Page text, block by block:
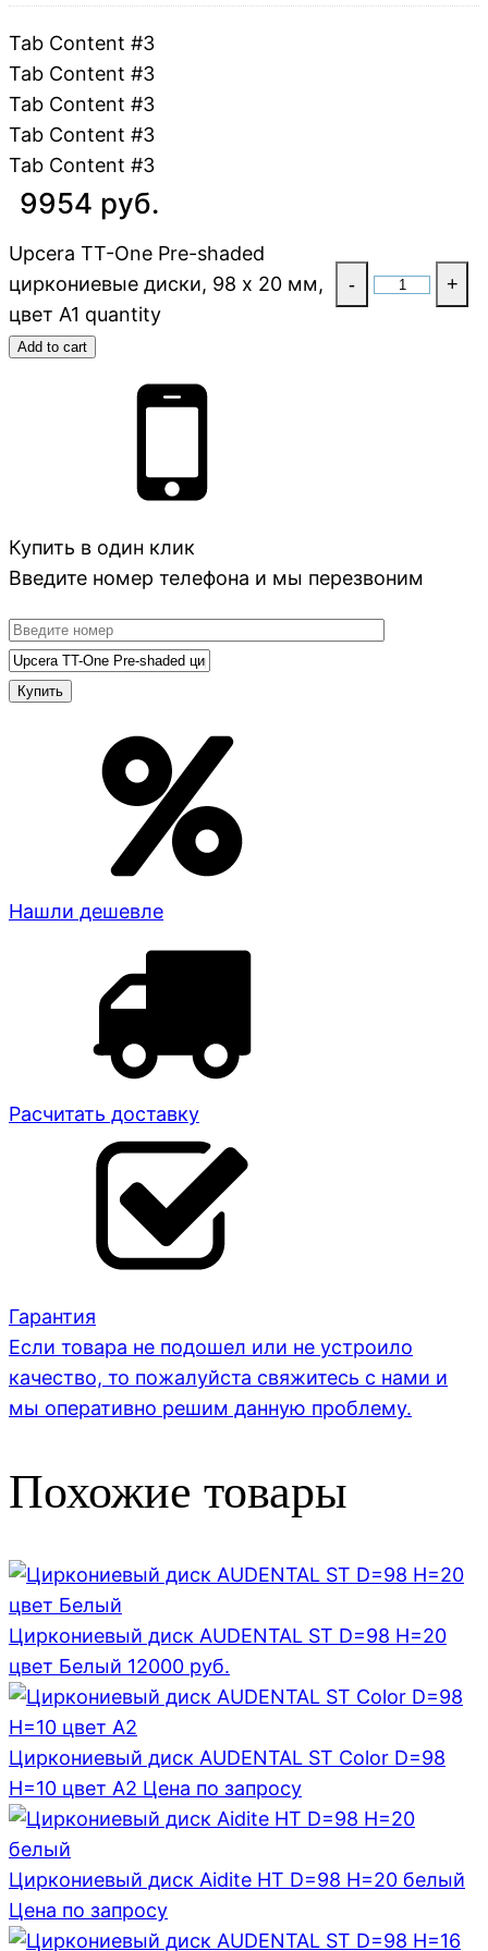
Tab Content #3
Tab Content #3
Tab Content #3
Tab Content #3
Tab Content #3
9954 руб.
Upcera TT-One Pre-shaded
циркониевые диски, 98 x 20 мм,
цвет A1 quantity
- +
Add to cart
Купить в один клик
Введите номер телефона и мы перезвоним
Нашли дешевле
Расчитать доставку
Гарантия
Если товара не подошел или не устроило
качество, то пожалуйста свяжитесь с нами и
мы оперативно решим данную проблему.
Похожие товары
Циркониевый диск AUDENTAL ST D=98 H=20
цвет Белый 12000 руб.
Циркониевый диск AUDENTAL ST Color D=98
H=10 цвет A2 Цена по запросу
Циркониевый диск Aidite HT D=98 H=20 белый
Цена по запросу